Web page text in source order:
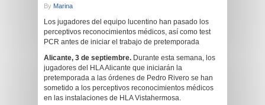
By Marina
Los jugadores del equipo lucentino han pasado los
perceptivos reconocimientos médicos, así como test
PCR antes de iniciar el trabajo de pretemporada
Alicante, 3 de septiembre. Durante esta semana, los
jugadores del HLA Alicante que iniciarán la
pretemporada a las órdenes de Pedro Rivero se han
sometido a los perceptivos reconocimientos médicos
en las instalaciones de HLA Vistahermosa.